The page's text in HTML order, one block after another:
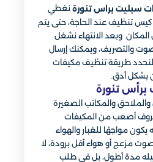
سبليت براس تنورة نغطي
كيس تنظيف عند الحاجة، حتى يتم
وبعد الانتهاء نشغل
والتصريف، ويمكنك إرسال
لنحدد طريقة تنظيف مكيفات
بشكل أدق.
تنورة
والمكاتب الصغيرة
أصعب من المكيفات
يكون مواجهًا للغبار والهواء
مزعج أو هواء أقل برودة، لا
مدة أطول، بل في طلب